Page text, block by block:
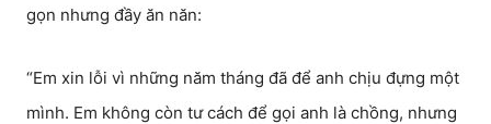
gọn nhưng đầy ăn năn:
“Em xin lỗi vì những năm tháng đã để anh chịu đựng một
mình. Em không còn tư cách để gọi anh là chồng, nhưng